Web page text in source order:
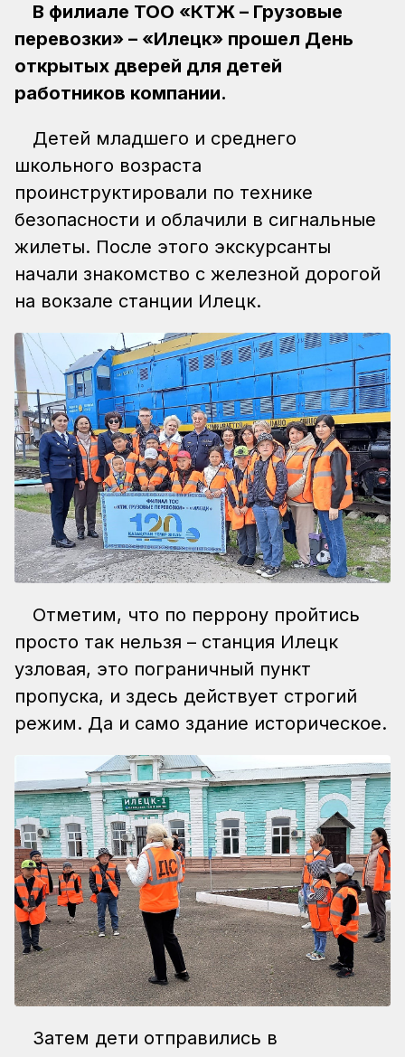
В филиале ТОО «КТЖ – Грузовые
перевозки» – «Илецк» прошел День
открытых дверей для детей
работников компании.
Детей младшего и среднего
школьного возраста
проинструктировали по технике
безопасности и облачили в сигнальные
жилеты. После этого экскурсанты
начали знакомство с железной дорогой
на вокзале станции Илецк.
Отметим, что по перрону пройтись
просто так нельзя – станция Илецк
узловая, это пограничный пункт
пропуска, и здесь действует строгий
режим. Да и само здание историческое.
Затем дети отправились в